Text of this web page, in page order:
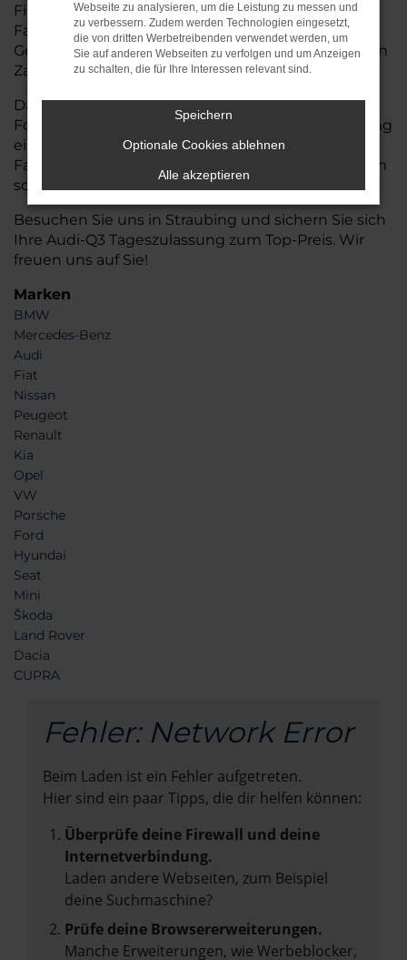
Finanzierungs- oder Leasingangeboten, die den
Fahrzeugkauf noch einfacher machen. Ihren
Gebrauchtwagen nehmen wir selbstverständlich in
Zahlung – fair bewertet und direkt verrechnet.
Darüber hinaus kümmern wir uns um alle
Formalitäten: von der Zulassung bis zur Vermittlung
einer passenden Versicherung. So wird Ihr
Fahrzeugwechsel bei Auto Seubert GmbH rundum
sorglos.
Besuchen Sie uns in Straubing und sichern Sie sich
Ihre Audi-Q3 Tageszulassung zum Top-Preis. Wir
freuen uns auf Sie!
Marken
BMW
Mercedes-Benz
Audi
Fiat
Nissan
Peugeot
Renault
Kia
Opel
VW
Porsche
Ford
Hyundai
Seat
Mini
Škoda
Land Rover
Dacia
CUPRA
Fehler: Network Error
Beim Laden ist ein Fehler aufgetreten.
Hier sind ein paar Tipps, die dir helfen können:
Überprüfe deine Firewall und deine
Internetverbindung.
Laden andere Webseiten, zum Beispiel
deine Suchmaschine?
Prüfe deine Browsererweiterungen.
Manche Erweiterungen, wie Werbeblocker,
Webseite zu analysieren, um die Leistung zu messen und
zu verbessern. Zudem werden Technologien eingesetzt,
die von dritten Werbetreibenden verwendet werden, um
Sie auf anderen Webseiten zu verfolgen und um Anzeigen
zu schalten, die für Ihre Interessen relevant sind.
Speichern
Optionale Cookies ablehnen
Alle akzeptieren